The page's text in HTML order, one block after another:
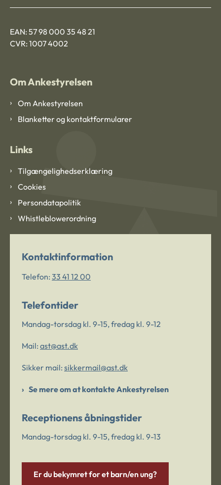
EAN: 57 98 000 35 48 21
CVR: 1007 4002
Om Ankestyrelsen
Om Ankestyrelsen
Blanketter og kontaktformularer
Links
Tilgængelighedserklæring
Cookies
Persondatapolitik
Whistleblowerordning
Kontaktinformation
Telefon: 33 41 12 00
Telefontider
Mandag-torsdag kl. 9-15, fredag kl. 9-12
Mail: ast@ast.dk
Sikker mail: sikkermail@ast.dk
Se mere om at kontakte Ankestyrelsen
Receptionens åbningstider
Mandag-torsdag kl. 9-15, fredag kl. 9-13
Er du bekymret for et barn/en ung?